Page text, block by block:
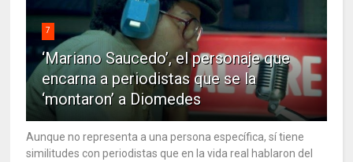
7
‘Mariano Saucedo’, el personaje que
encarna a periodistas que se la
‘montaron’ a Diomedes
Aunque no representa a una persona específica, sí tiene
similitudes con periodistas que en la vida real hablaron del